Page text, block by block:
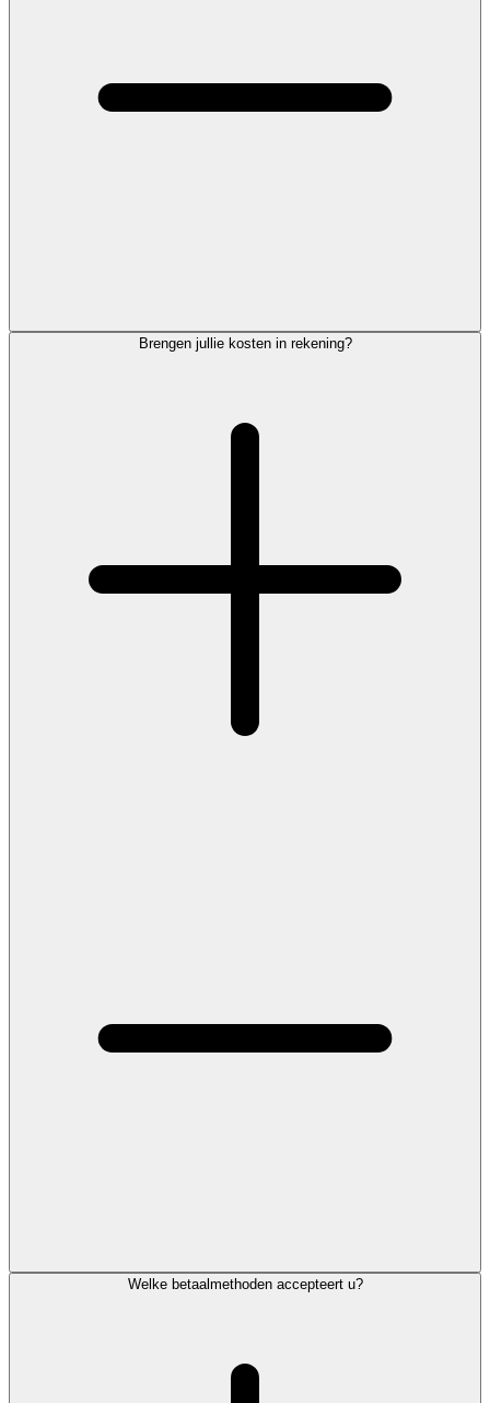
Brengen jullie kosten in rekening?
Welke betaalmethoden accepteert u?